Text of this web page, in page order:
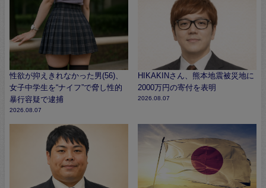
性欲が抑えきれなかった男(56)、
女子中学生を“ナイフ”で脅し性的
暴行容疑で逮捕
2026.08.07
HIKAKINさん、熊本地震被災地に
2000万円の寄付を表明
2026.08.07